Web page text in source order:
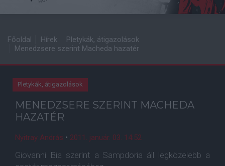
Főoldal Hírek
Pletykák, átigazolások
Menedzsere szerint Macheda hazatér
Pletykák, átigazolások
MENEDZSERE SZERINT MACHEDA
HAZATÉR
Nyitray András • 2011. január. 03. 14:52
Giovanni Bia szerint a Sampdoria áll legközelebb a